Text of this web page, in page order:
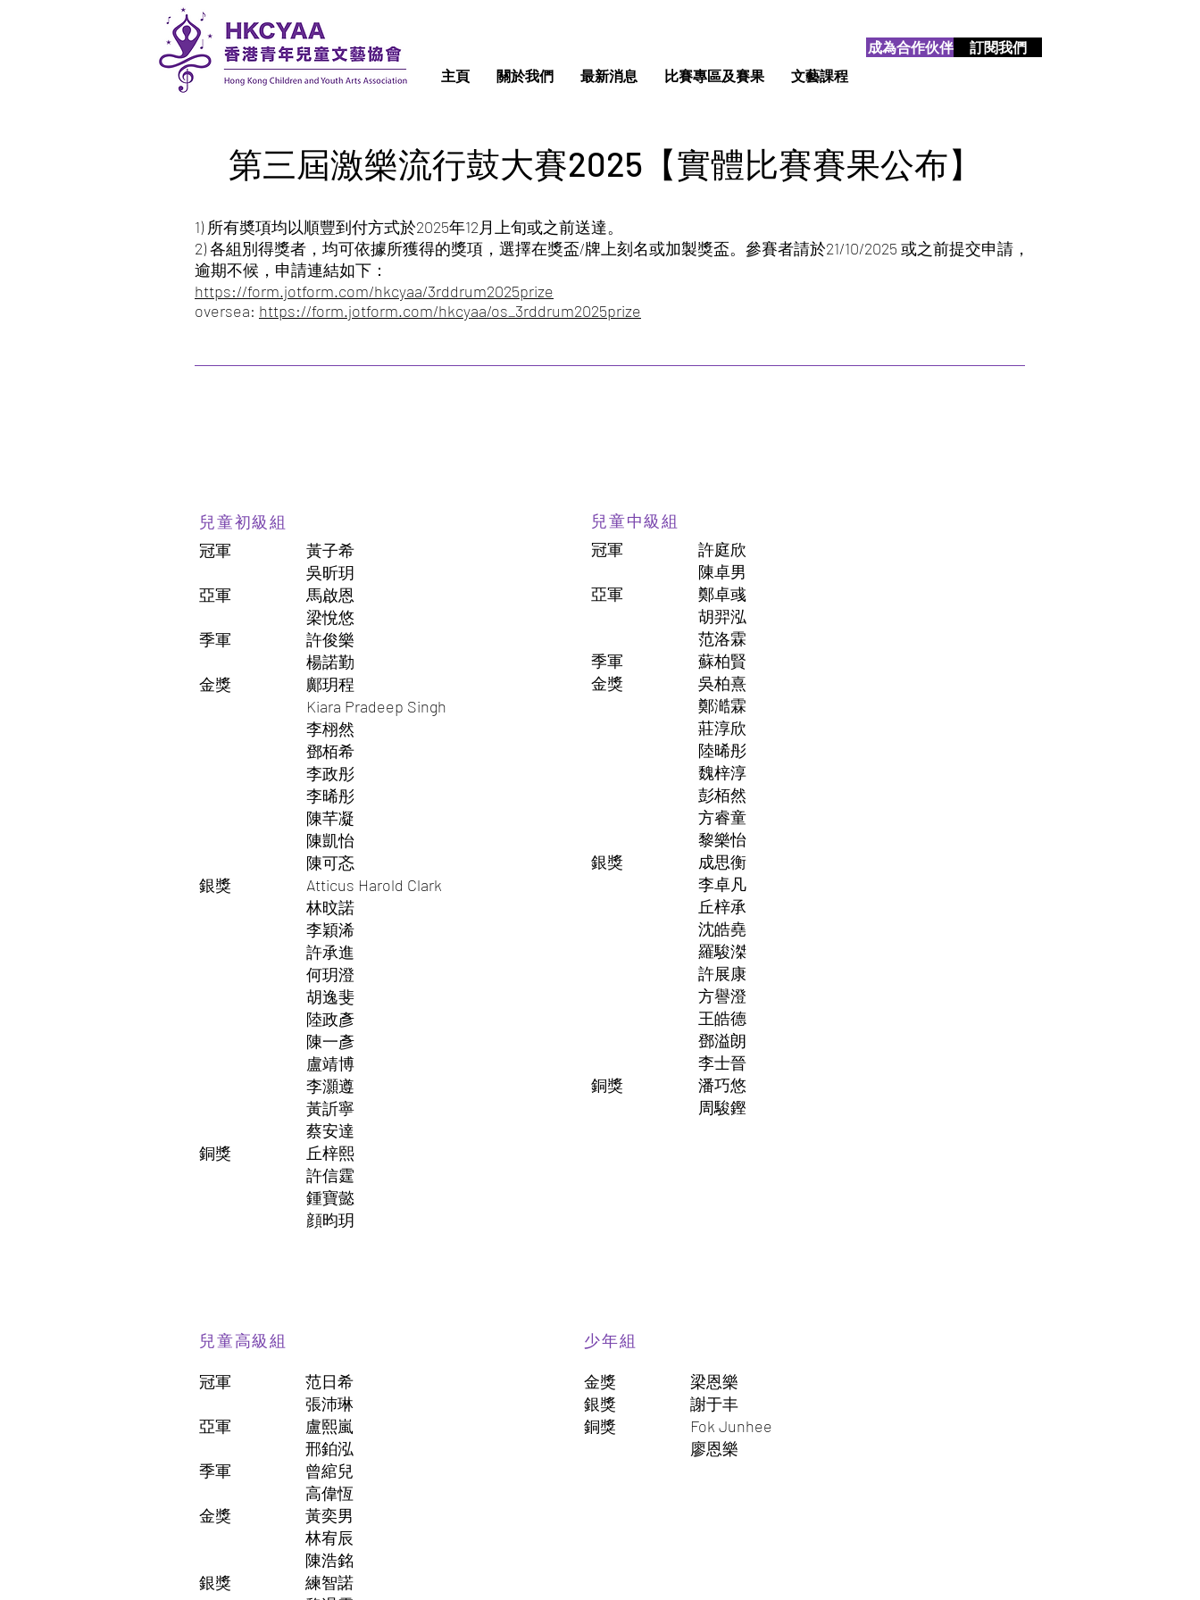
主頁 關於我們 最新消息 比賽專區及賽果 文藝課程
成為合作伙伴 訂閱我們
第三屆激樂流行鼓大賽2025【實體比賽賽果公布】
1) 所有奬項均以順豐到付方式於2025年12月上旬或之前送達。
2) 各組別得獎者，均可依據所獲得的獎項，選擇在獎盃/牌上刻名或加製獎盃。參賽者請於21/10/2025 或之前提交申請，
逾期不候，申請連結如下：
https://form.jotform.com/hkcyaa/3rddrum2025prize
oversea: https://form.jotform.com/hkcyaa/os_3rddrum2025prize
冠軍
亞軍
季軍
金獎
銀獎
銅獎
兒童初級組
黃子希
吳昕玥
馬啟恩
梁悅悠
許俊樂
楊諾勤
鄺玥程
Kiara Pradeep Singh
李栩然
鄧栢希
李政彤
李晞彤
陳芊凝
陳凱怡
陳可忞
Atticus Harold Clark
林旼諾
李穎浠
許承進
何玥澄
胡逸斐
陸政彥
陳一彥
盧靖博
李灝遵
黃訢寧
蔡安達
丘梓熙
許信霆
鍾寶懿
顔昀玥
冠軍
亞軍
季軍
金獎
銀獎
銅獎
兒童中級組
許庭欣
陳卓男
鄭卓彧
胡羿泓
范洛霖
蘇柏賢
吳柏熹
鄭澔霖
莊淳欣
陸晞彤
魏梓淳
彭栢然
方睿童
黎樂怡
成思衡
李卓凡
丘梓承
沈皓堯
羅駿滐
許展康
方譽澄
王皓德
鄧溢朗
李士晉
潘巧悠
周駿鏗
兒童高級組
冠軍
亞軍
季軍
金獎
銀獎
范日希
張沛琳
盧熙嵐
邢鉑泓
曾綰兒
高偉恆
黃奕男
林宥辰
陳浩銘
練智諾
少年組
金獎
銀獎
銅獎
梁恩樂
謝于丰
Fok Junhee
廖恩樂